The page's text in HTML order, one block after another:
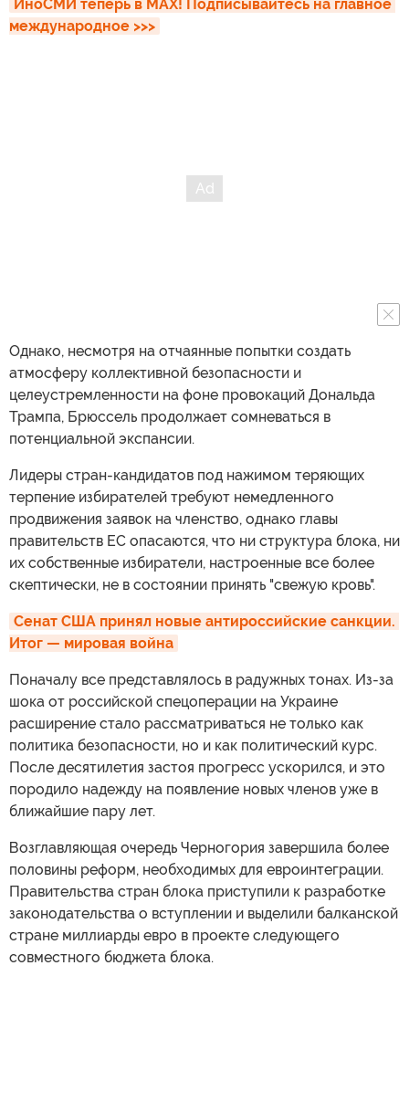
ИноСМИ теперь в MAX! Подписывайтесь на главное
международное >>>
Однако, несмотря на отчаянные попытки создать
атмосферу коллективной безопасности и
целеустремленности на фоне провокаций Дональда
Трампа, Брюссель продолжает сомневаться в
потенциальной экспансии.
Лидеры стран-кандидатов под нажимом теряющих
терпение избирателей требуют немедленного
продвижения заявок на членство, однако главы
правительств ЕС опасаются, что ни структура блока, ни
их собственные избиратели, настроенные все более
скептически, не в состоянии принять "свежую кровь".
Сенат США принял новые антироссийские санкции.
Итог — мировая война
Поначалу все представлялось в радужных тонах. Из-за
шока от российской спецоперации на Украине
расширение стало рассматриваться не только как
политика безопасности, но и как политический курс.
После десятилетия застоя прогресс ускорился, и это
породило надежду на появление новых членов уже в
ближайшие пару лет.
Возглавляющая очередь Черногория завершила более
половины реформ, необходимых для евроинтеграции.
Правительства стран блока приступили к разработке
законодательства о вступлении и выделили балканской
стране миллиарды евро в проекте следующего
совместного бюджета блока.